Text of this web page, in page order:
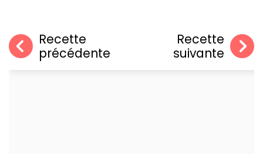
Recette
précédente
Recette
suivante